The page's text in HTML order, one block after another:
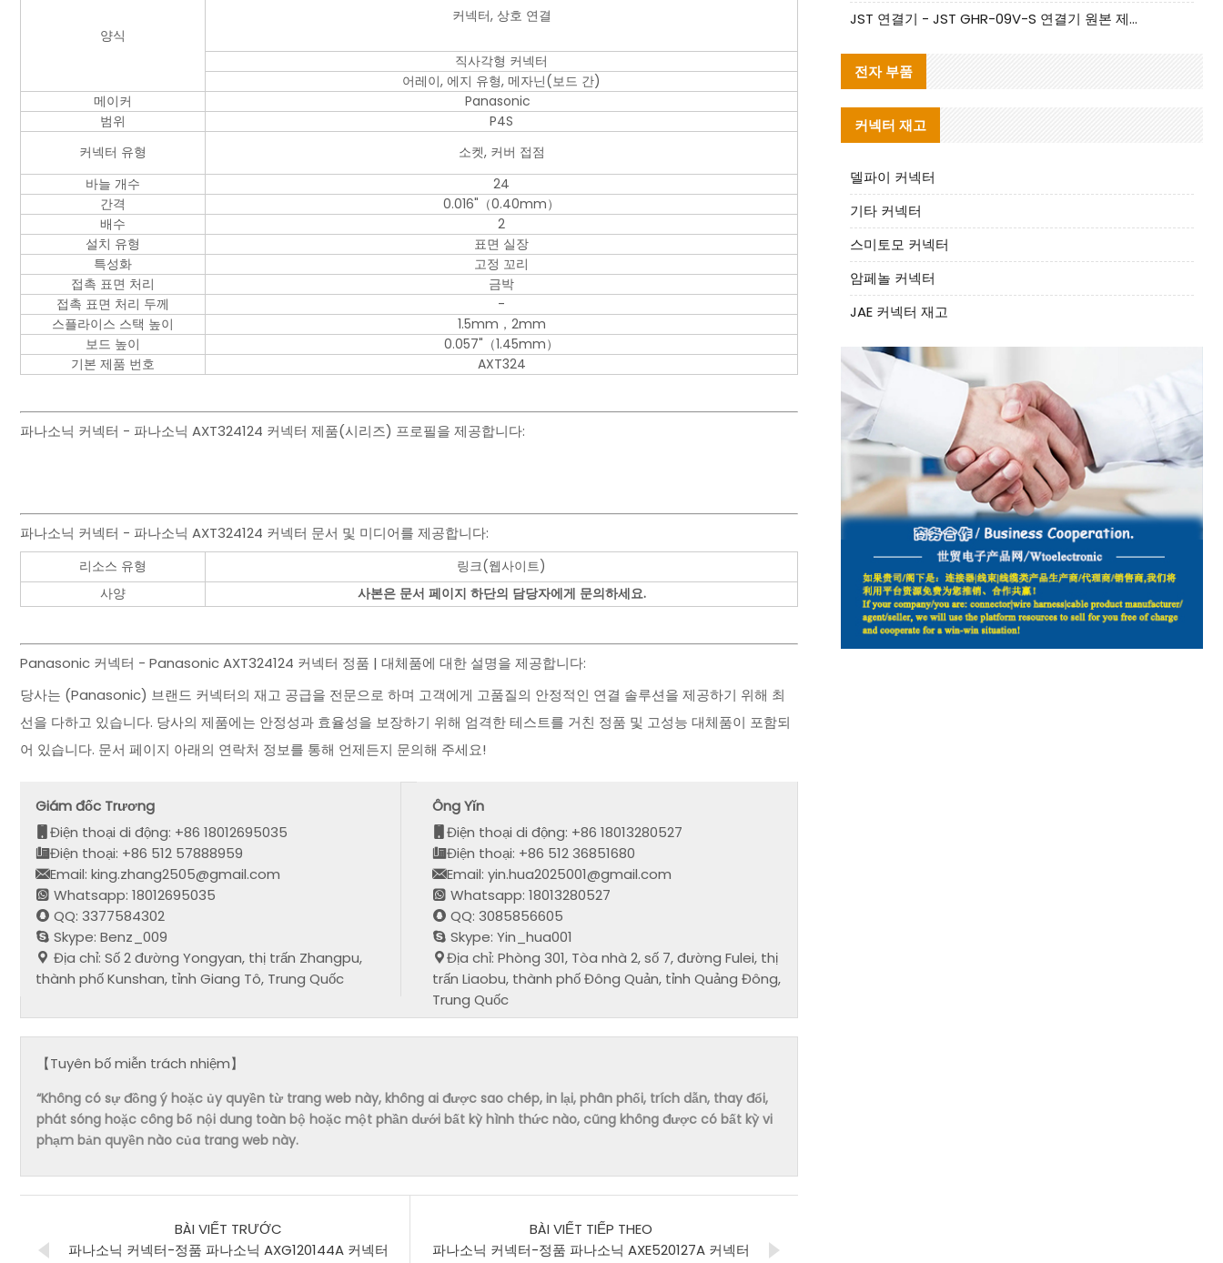
양식
커넥터, 상호 연결
직사각형 커넥터
어레이, 에지 유형, 메자닌(보드 간)
메이커
Panasonic
범위
P4S
커넥터 유형
소켓, 커버 접점
바늘 개수
24
간격
0.016"（0.40mm）
배수
2
설치 유형
표면 실장
특성화
고정 꼬리
접촉 표면 처리
금박
접촉 표면 처리 두께
-
스플라이스 스택 높이
1.5mm，2mm
보드 높이
0.057"（1.45mm）
기본 제품 번호
AXT324
파나소닉 커넥터 - 파나소닉 AXT324124 커넥터 제품(시리즈) 프로필을 제공합니다:
파나소닉 커넥터 - 파나소닉 AXT324124 커넥터 문서 및 미디어를 제공합니다:
리소스 유형
링크(웹사이트)
사양
사본은 문서 페이지 하단의 담당자에게 문의하세요.
Panasonic 커넥터 - Panasonic AXT324124 커넥터 정품 | 대체품에 대한 설명을 제공합니다:
당사는 (Panasonic) 브랜드 커넥터의 재고 공급을 전문으로 하며 고객에게 고품질의 안정적인 연결 솔루션을 제공하기 위해 최
선을 다하고 있습니다. 당사의 제품에는 안정성과 효율성을 보장하기 위해 엄격한 테스트를 거친 정품 및 고성능 대체품이 포함되
어 있습니다. 문서 페이지 아래의 연락처 정보를 통해 언제든지 문의해 주세요!
Giám đốc Trương
Điện thoại di động: +86 18012695035
Điện thoại: +86 512 57888959
Email: king.zhang2505@gmail.com
Whatsapp: 18012695035
QQ: 3377584302
Skype: Benz_009
Địa chỉ: Số 2 đường Yongyan, thị trấn Zhangpu,
thành phố Kunshan, tỉnh Giang Tô, Trung Quốc
Ông Yǐn
Điện thoại di động: +86 18013280527
Điện thoại: +86 512 36851680
Email: yin.hua2025001@gmail.com
Whatsapp: 18013280527
QQ: 3085856605
Skype: Yin_hua001
Địa chỉ: Phòng 301, Tòa nhà 2, số 7, đường Fulei, thị
trấn Liaobu, thành phố Đông Quản, tỉnh Quảng Đông,
Trung Quốc
【Tuyên bố miễn trách nhiệm】
“Không có sự đồng ý hoặc ủy quyền từ trang web này, không ai được sao chép, in lại, phân phối, trích dẫn, thay đổi,
phát sóng hoặc công bố nội dung toàn bộ hoặc một phần dưới bất kỳ hình thức nào, cũng không được có bất kỳ vi
phạm bản quyền nào của trang web này.
BÀI VIẾT TRƯỚC
파나소닉 커넥터-정품 파나소닉 AXG120144A 커넥터
BÀI VIẾT TIẾP THEO
파나소닉 커넥터-정품 파나소닉 AXE520127A 커넥터
JST 연결기 - JST GHR-09V-S 연결기 원본 제품 제공 | 대체품 제공
전자 부품
커넥터 재고
델파이 커넥터
기타 커넥터
스미토모 커넥터
암페놀 커넥터
JAE 커넥터 재고